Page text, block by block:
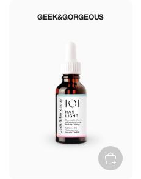
GEEK&GORGEOUS